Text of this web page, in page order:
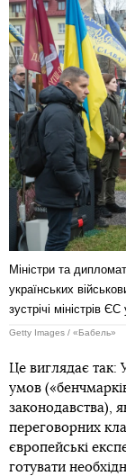
Міністри та
українських
зустрічі міністрів
Getty Images / «Бабель»
Це виглядає так:
умов
законодавства),
переговорних
європейські
готувати